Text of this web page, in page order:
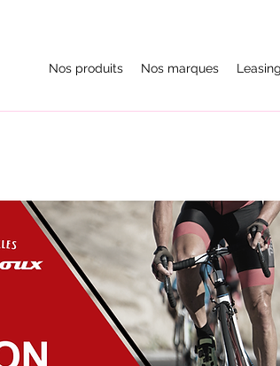
Nos produits Nos marques Leasing